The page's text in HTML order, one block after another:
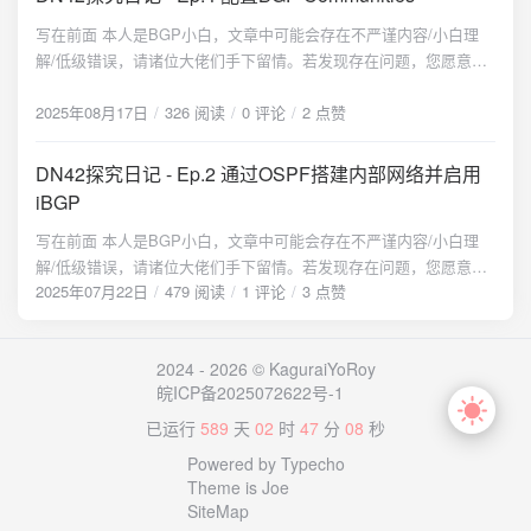
写在前面 本人是BGP小白，文章中可能会存在不严谨内容/小白理
解/低级错误，请诸位大佬们手下留情。若发现存在问题，您愿意的
现在就关闭此文章。 什么是BGP Communities TL;DR: BGP
选 这个概念对于刚入坑的小白 （比如我） 来说可能比较陌生，可
能不理解它是干吗用的 简单来说，BGP Communities是一种标记路
由的机制，类似于给路由打标签。它允许网络管理员给通过BGP传
播的路由附加一个或多个“标签”（即社区值）。这些标签本身并不改
变路由的路径属性（如AS_PATH、LOCAL_PREF、MED等），但
它们提供了一种信号机制，用于向本AS内或下游对等AS中的其他路
于社区值的策略（如设置LOCAL_PREF、添加NO_EXPORT、应用
路由图等），无需知道具体的前缀细节。这使得策略更集中、更易
管理、更不易出错 传达策略意图给下游AS: 可以将社区值附加在它
应如何处理的要求或建议，如根据不同地理位置、不同延迟和带宽
来进行路由优选等 在AS内部协调策: 在大型AS内部，IBGP全互联
2025年08月17日 326 阅读 0 评论 2 点赞
DN42探究日记 - Ep.2 通过OSPF搭建内部网络并启用
iBGP
写在前面 本人是BGP小白，文章中可能会存在不严谨内容/小白理
解/低级错误，请诸位大佬们手下留情。若发现存在问题，您愿意的
话可以邮件联系我，我会在第一时间更正。如果您不能接受，建议
over WireGuard隧道 {/timeline-item} {timeline-item
color="#50BFFF"} 2025年7月25日：更新隧道方案，使用type ptp;
以支持直接通过WireGuard传输OSPF流量（特别感谢Nuro Trance大
年8月8日：添加iBGP部分的解释和配置 {/timeline-item} {timeline-
item color="#4F9E28"} 2025年8月27日：更新节点拓扑结构图
2025年07月22日 479 阅读 1 评论 3 点赞
2024 - 2026 © KaguraiYoRoy
皖ICP备2025072622号-1
已运行 589 天 02 时 47 分 08 秒
Powered by Typecho
Theme is Joe
SiteMap